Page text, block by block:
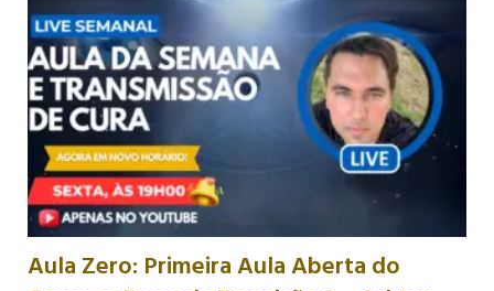
Aula Zero: Primeira Aula Aberta do